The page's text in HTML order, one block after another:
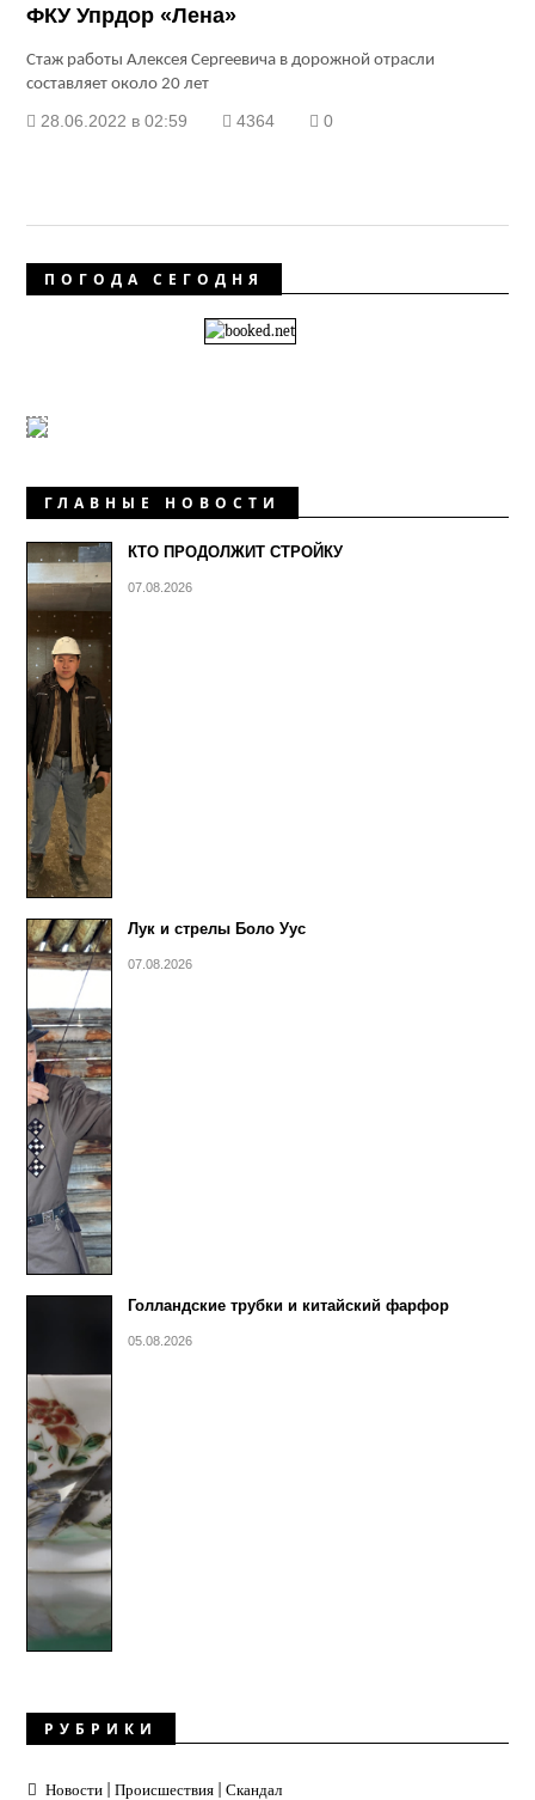
ФКУ Упрдор «Лена»
Стаж работы Алексея Сергеевича в дорожной отрасли
составляет около 20 лет
28.06.2022 в 02:59 4364 0
ПОГОДА СЕГОДНЯ
ГЛАВНЫЕ НОВОСТИ
КТО ПРОДОЛЖИТ СТРОЙКУ
07.08.2026
Лук и стрелы Боло Уус
07.08.2026
Голландские трубки и китайский фарфор
05.08.2026
РУБРИКИ
Новости | Происшествия | Скандал